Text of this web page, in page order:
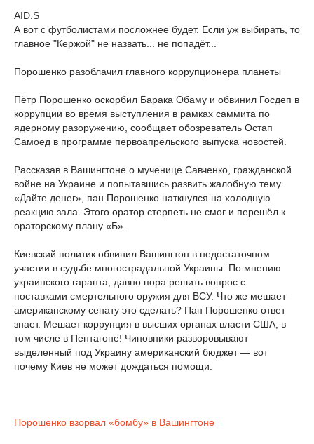
AID.S
А вот с футболистами посложнее будет. Если уж выбирать, то
главное "Кержой" не назвать... не попадёт...
Порошенко разоблачил главного коррупционера планеты
Пётр Порошенко оскорбил Барака Обаму и обвинил Госдеп в
коррупции во время выступления в рамках саммита по
ядерному разоружению, сообщает обозреватель Остап
Самоед в программе первоапрельского выпуска новостей.
Рассказав в Вашингтоне о мученице Савченко, гражданской
войне на Украине и попытавшись развить жалобную тему
«Дайте денег», пан Порошенко наткнулся на холодную
реакцию зала. Этого оратор стерпеть не смог и перешёл к
ораторскому плану «Б».
Киевский политик обвинил Вашингтон в недостаточном
участии в судьбе многострадальной Украины. По мнению
украинского гаранта, давно пора решить вопрос с
поставками смертельного оружия для ВСУ. Что же мешает
американскому сенату это сделать? Пан Порошенко ответ
знает. Мешает коррупция в высших органах власти США, в
том числе в Пентагоне! Чиновники разворовывают
выделенный под Украину американский бюджет — вот
почему Киев не может дождаться помощи.
Порошенко взорвал «бомбу» в Вашингтоне